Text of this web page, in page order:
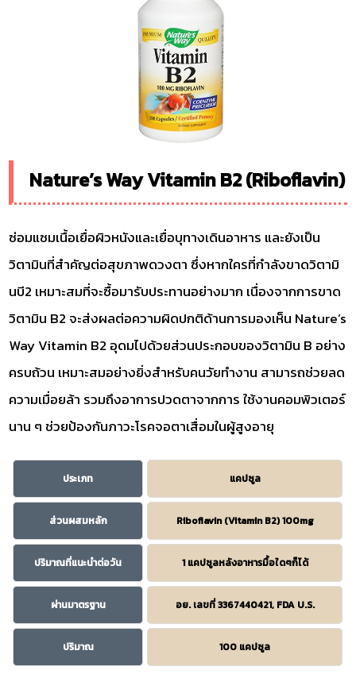
Nature’s Way Vitamin B2 (Riboflavin)
ซ่อมแซมเนื้อเยื่อผิวหนังและเยื่อบุทางเดินอาหาร และยังเป็น
วิตามินที่สำคัญต่อสุขภาพดวงตา ซึ่งหากใครที่กำลังขาดวิตามิ
นบี2 เหมาะสมที่จะซื้อมารับประทานอย่างมาก เนื่องจากการขาด
วิตามิน B2 จะส่งผลต่อความผิดปกติด้านการมองเห็น Nature’s
Way Vitamin B2 อุดมไปด้วยส่วนประกอบของวิตามิน B อย่าง
ครบถ้วน เหมาะสมอย่างยิ่งสำหรับคนวัยทำงาน สามารถช่วยลด
ความเมื่อยล้า รวมถึงอาการปวดตาจากการ ใช้งานคอมพิวเตอร์
นาน ๆ ช่วยป้องกันภาวะโรคจอตาเสื่อมในผู้สูงอายุ
ประเภท แคปซูล
ส่วนผสมหลัก Riboflavin (Vitamin B2) 100mg
ปริมาณที่แนะนำต่อวัน 1 แคปซูลหลังอาหารมื้อใดๆก็ได้
ผ่านมาตรฐาน อย. เลขที่ 3367440421, FDA U.S.
ปริมาณ 100 แคปซูล